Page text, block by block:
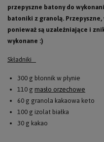
przepyszne batony do
batoniki z granolą.
ponieważ są uzależniające i
wykonane :)
Składniki
300 g błonnik w płynie
110 g masło orzechowe
60 g granola kakaowa keto
100 g izolat białka
30 g kakao